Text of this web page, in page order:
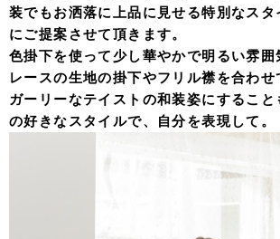
装でもお洒落に上品に見せる特別なスタ
にご提案させて頂きます。
色掛下を使って少し華やかで明るい雰囲
レースの生地の掛下やフリル襟を合わせ
ガーリーなテイストの和装姿にするこ
の好きなスタイルで、自分を表現して。